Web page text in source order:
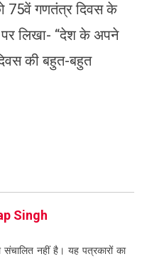
75वें गणतंत्र दिवस के
पर लिखा- “देश के अपने
की बहुत-बहुत
Singh
संचालित नहीं है। यह पत्रकारों का